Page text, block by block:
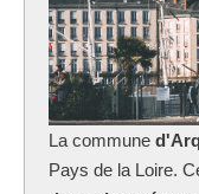
La commune
Pays de la Loire.